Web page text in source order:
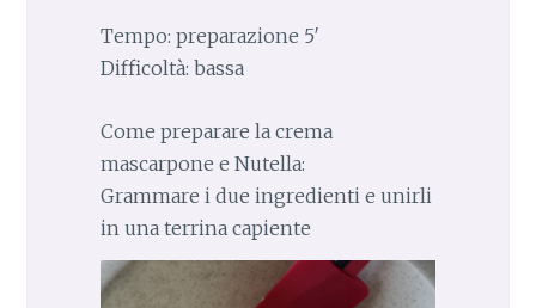
Tempo: preparazione 5′
Difficoltà: bassa
Come preparare la crema
mascarpone e Nutella:
Grammare i due ingredienti e unirli
in una terrina capiente